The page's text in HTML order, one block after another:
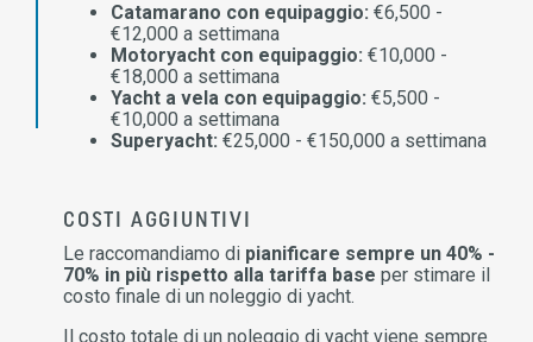
Catamarano con equipaggio: €6,500 -
€12,000 a settimana
Motoryacht con equipaggio: €10,000 -
€18,000 a settimana
Yacht a vela con equipaggio: €5,500 -
€10,000 a settimana
Superyacht: €25,000 - €150,000 a settimana
COSTI AGGIUNTIVI
Le raccomandiamo di pianificare sempre un 40% -
70% in più rispetto alla tariffa base per stimare il
costo finale di un noleggio di yacht.
Il costo totale di un noleggio di yacht viene sempre